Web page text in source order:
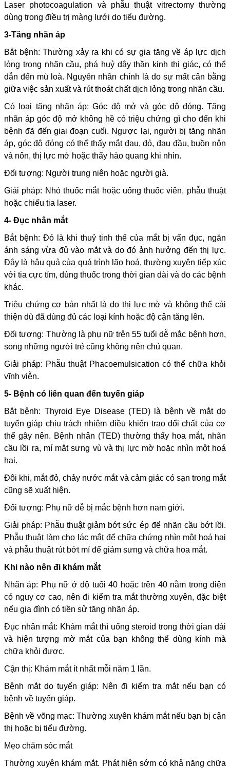
Laser photocoagulation và phẫu thuật vitrectomy thường
dùng trong điều trị màng lưới do tiểu đường.
3-Tăng nhãn áp
Bắt bệnh: Thường xảy ra khi có sự gia tăng về áp lực dịch
lỏng trong nhãn cầu, phá huỷ dây thần kinh thị giác, có thể
dẫn đến mù loà. Nguyên nhân chính là do sự mất cân bằng
giữa việc sản xuất và rút thoát chất dịch lỏng trong nhãn cầu.
Có loại tăng nhãn áp: Góc độ mở và góc độ đóng. Tăng
nhãn áp góc độ mở không hề có triệu chứng gì cho đến khi
bệnh đã đến giai đoạn cuối. Ngược lại, người bị tăng nhãn
áp, góc độ đóng có thể thấy mắt đau, đỏ, đau đầu, buồn nôn
và nôn, thị lực mở hoặc thấy hào quang khi nhìn.
Đối tượng: Người trung niên hoặc người già.
Giải pháp: Nhỏ thuốc mắt hoặc uống thuốc viên, phẫu thuật
hoặc chiếu tia laser.
4- Đục nhân mắt
Bắt bệnh: Đó là khi thuỷ tinh thể của mắt bị vẩn đục, ngăn
ánh sáng vừa đủ vào mắt và do đó ảnh hưởng đến thị lực.
Đây là hậu quả của quá trình lão hoá, thường xuyên tiếp xúc
với tia cực tím, dùng thuốc trong thời gian dài và do các bệnh
khác.
Triệu chứng cơ bản nhất là do thị lực mờ và không thể cải
thiện dù đã dùng đủ các loại kính hoặc độ cận tăng lên.
Đối tượng: Thường là phụ nữ trên 55 tuổi dễ mắc bệnh hơn,
song những người trẻ cũng không nên chủ quan.
Giải pháp: Phẫu thuật Phacoemulsication có thể chữa khỏi
vĩnh viễn.
5- Bệnh có liên quan đến tuyến giáp
Bắt bệnh: Thyroid Eye Disease (TED) là bệnh về mắt do
tuyến giáp chịu trách nhiệm điều khiển trao đổi chất của cơ
thể gây nên. Bệnh nhân (TED) thường thấy hoa mắt, nhãn
cầu lồi ra, mí mắt sưng vù và thị lực mờ hoặc nhìn một hoá
hai.
Đôi khi, mắt đỏ, chảy nước mắt và cảm giác có sạn trong mắt
cũng sẽ xuất hiện.
Đối tượng: Phụ nữ dễ bị mắc bệnh hơn nam giới.
Giải pháp: Phẫu thuật giảm bớt sức ép để nhãn cầu bớt lồi.
Phẫu thuật làm cho lác mắt để chữa chứng nhìn một hoá hai
và phẫu thuật rút bớt mí để giảm sưng và chữa hoa mắt.
Khi nào nên đi khám mắt
Nhãn áp: Phụ nữ ở độ tuổi 40 hoặc trên 40 nằm trong diện
có nguy cơ cao, nên đi kiểm tra mắt thường xuyên, đặc biệt
nếu gia đình có tiền sử tăng nhãn áp.
Đục nhân mắt: Khám mắt thì uống steroid trong thời gian dài
và hiện tượng mờ mắt của bạn không thể dùng kính mà
chữa khỏi được.
Cận thị: Khám mắt ít nhất mỗi năm 1 lần.
Bệnh mắt do tuyến giáp: Nên đi kiểm tra mắt nếu bạn có
bệnh về tuyến giáp.
Bệnh về võng mạc: Thường xuyên khám mắt nếu bạn bị cận
thị hoặc bị tiểu đường.
Mẹo chăm sóc mắt
Thường xuyên khám mắt. Phát hiện sớm có khả năng chữa